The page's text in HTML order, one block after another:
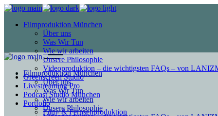
Filmproduktion München
Über uns
Was Wir Tun
Wie wir arbeiten
Unsere Philosophie
Videoproduktion – die wichtigsten FAQs – von
Greenscreen Studio
Livestreaming Pro
Podcast Studio München
Portfolio
Film- & Fernsehproduktion
Filmproduktion München
Über uns
Was Wir Tun
Wie wir arbeiten
Unsere Philosophie